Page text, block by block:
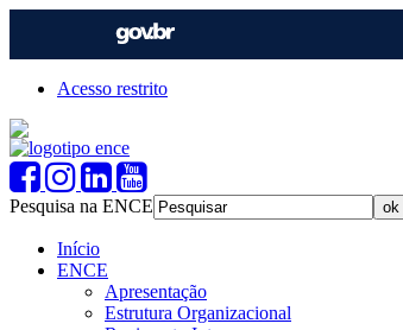
Acesso restrito
Pesquisa na ENCE
Início
ENCE
Apresentação
Estrutura Organizacional